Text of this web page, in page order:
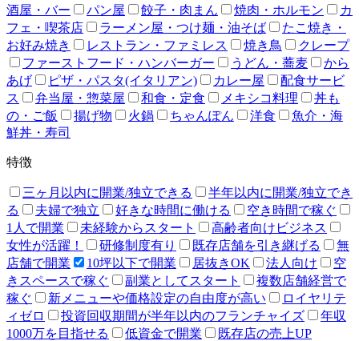
酒屋・バー
パン屋 餃子・肉まん 焼肉・ホルモン
カ
フェ・喫茶店
ラーメン屋・つけ麺・油そば
たこ焼き・
お好み焼き
レストラン・ファミレス 焼き鳥
クレープ
ファーストフード・ハンバーガー
うどん・蕎麦
から
あげ
ピザ・パスタ(イタリアン) カレー屋
配食サービ
ス
弁当屋・惣菜屋 和食・定食 メキシコ料理
丼も
の・ご飯
揚げ物 火鍋 ちゃんぽん 洋食
魚介・海
鮮丼・寿司
特徴
三ヶ月以内に開業/独立できる
半年以内に開業/独立でき
る
夫婦で独立 好きな時間に働ける
空き時間で稼ぐ
1人で開業
未経験からスタート
高齢者向けビジネス
女性が活躍！
研修制度有り 既存店舗を引き継げる
無
店舗で開業
10坪以下で開業 居抜きOK 法人向け
空
きスペースで稼ぐ
副業としてスタート
複数店舗経営で
稼ぐ
新メニューや価格設定の自由度が高い
ロイヤリテ
ィゼロ
投資回収期間が半年以内のフランチャイズ
年収
1000万を目指せる
低資金で開業 既存店の売上UP